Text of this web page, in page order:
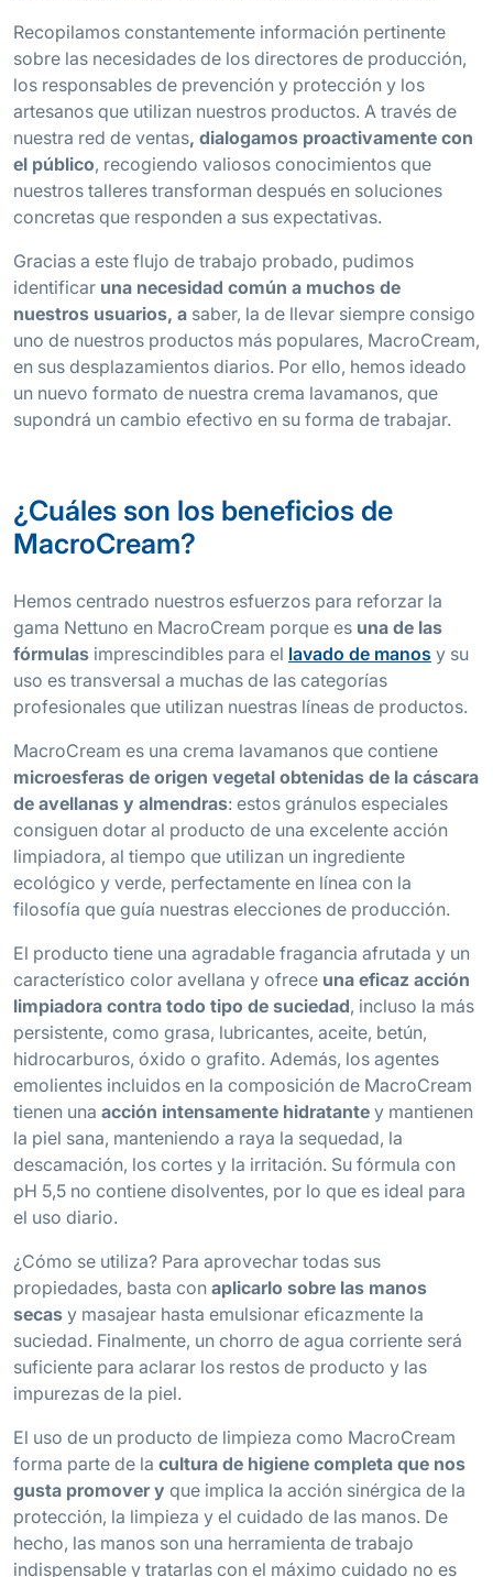
Recopilamos constantemente información pertinente
sobre las necesidades de los directores de producción,
los responsables de prevención y protección y los
artesanos que utilizan nuestros productos. A través de
nuestra red de ventas, dialogamos proactivamente con
el público, recogiendo valiosos conocimientos que
nuestros talleres transforman después en soluciones
concretas que responden a sus expectativas.
Gracias a este flujo de trabajo probado, pudimos
identificar una necesidad común a muchos de
nuestros usuarios, a saber, la de llevar siempre consigo
uno de nuestros productos más populares, MacroCream,
en sus desplazamientos diarios. Por ello, hemos ideado
un nuevo formato de nuestra crema lavamanos, que
supondrá un cambio efectivo en su forma de trabajar.
¿Cuáles son los beneficios de
MacroCream?
Hemos centrado nuestros esfuerzos para reforzar la
gama Nettuno en MacroCream porque es una de las
fórmulas imprescindibles para el lavado de manos y su
uso es transversal a muchas de las categorías
profesionales que utilizan nuestras líneas de productos.
MacroCream es una crema lavamanos que contiene
microesferas de origen vegetal obtenidas de la cáscara
de avellanas y almendras: estos gránulos especiales
consiguen dotar al producto de una excelente acción
limpiadora, al tiempo que utilizan un ingrediente
ecológico y verde, perfectamente en línea con la
filosofía que guía nuestras elecciones de producción.
El producto tiene una agradable fragancia afrutada y un
característico color avellana y ofrece una eficaz acción
limpiadora contra todo tipo de suciedad, incluso la más
persistente, como grasa, lubricantes, aceite, betún,
hidrocarburos, óxido o grafito. Además, los agentes
emolientes incluidos en la composición de MacroCream
tienen una acción intensamente hidratante y mantienen
la piel sana, manteniendo a raya la sequedad, la
descamación, los cortes y la irritación. Su fórmula con
pH 5,5 no contiene disolventes, por lo que es ideal para
el uso diario.
¿Cómo se utiliza? Para aprovechar todas sus
propiedades, basta con aplicarlo sobre las manos
secas y masajear hasta emulsionar eficazmente la
suciedad. Finalmente, un chorro de agua corriente será
suficiente para aclarar los restos de producto y las
impurezas de la piel.
El uso de un producto de limpieza como MacroCream
forma parte de la cultura de higiene completa que nos
gusta promover y que implica la acción sinérgica de la
protección, la limpieza y el cuidado de las manos. De
hecho, las manos son una herramienta de trabajo
indispensable y tratarlas con el máximo cuidado no es